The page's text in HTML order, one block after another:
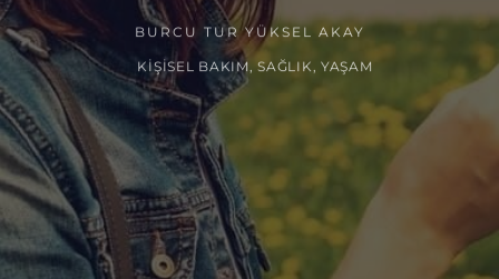
BURCU TUR YÜKSEL AKAY
KIŞISEL BAKIM ,SAĞLIK YAŞAM